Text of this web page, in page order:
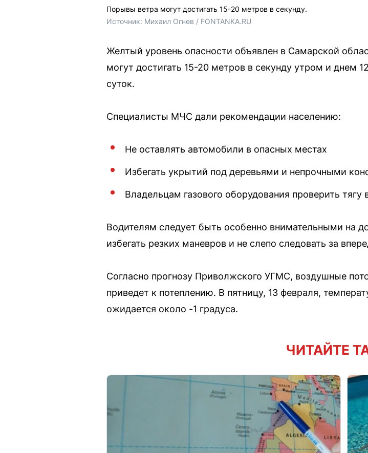
Порывы ветра могут достигать 15-20 метров в секунду.
Источник: Михаил Огнев / FONTANKA.RU
Желтый уровень опасности объявлен в Самарской
могут достигать 15-20 метров в секунду утром и днем
суток.
Специалисты МЧС дали рекомендации населению:
Не оставлять автомобили в опасных местах
Избегать укрытий под деревьями и непрочными
Владельцам газового оборудования проверить
Водителям следует быть особенно внимательными на
избегать резких маневров и не слепо следовать за
Согласно прогнозу Приволжского УГМС, воздушные
приведет к потеплению. В пятницу, 13 февраля,
ожидается около -1 градуса.
ЧИТАЙТЕ